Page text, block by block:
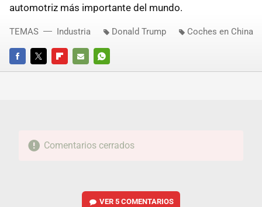
automotriz más importante del mundo.
FACEBOOKTWITTERFLIPBOARD
E-
WHATSAPP
TEMAS Industria Donald Trump Coches en China
Comentarios cerrados
VER5 COMENTARIOS